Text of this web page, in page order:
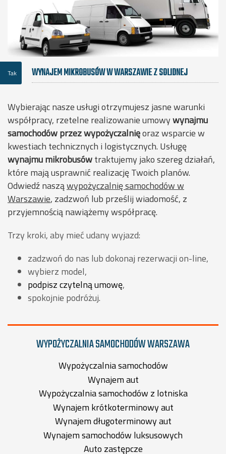
Tak
WYNAJEM MIKROBUSÓW W WARSZAWIE Z SOLIDNEJ
Wybierając nasze usługi otrzymujesz jasne warunki
współpracy, rzetelne realizowanie umowywynajmu
samochodów przez wypożyczalnięoraz wsparcie w
kwestiach technicznych i logistycznych. Usługę
wynajmu mikrobusówtraktujemy jako szereg działań,
które mają usprawnić realizację Twoich planów.
Odwiedź nasząwypożyczalnię samochodów w
Warszawie, zadzwoń lub prześlij wiadomość, z
przyjemnością nawiążemy współpracę.
Trzy kroki, aby mieć udany wyjazd:
zadzwoń do nas lub dokonaj rezerwacji on-line,
wybierz model,
podpisz czytelną umowę,
spokojnie podróżuj.
WYPOŻYCZALNIA SAMOCHODÓW WARSZAWA
Wypożyczalnia samochodów
Wynajem aut
Wypożyczalnia samochodów z lotniska
Wynajem krótkoterminowy aut
Wynajem długoterminowy aut
Wynajem samochodów luksusowych
Auto zastępcze